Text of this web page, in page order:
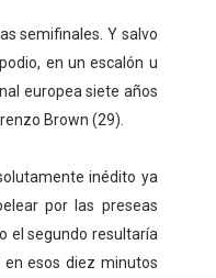
semifinales. Y salvo
en un escalón u
europea siete años
Brown (29).
inédito ya
por las preseas
el segundo resultaría
en esos diez minutos